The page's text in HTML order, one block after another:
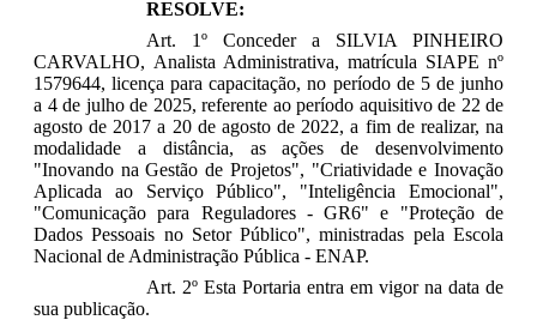
RESOLVE:
Art. 1º Conceder a SILVIA PINHEIRO
CARVALHO, Analista Administrativa, matrícula SIAPE nº
1579644, licença para capacitação, no período de 5 de junho
a 4 de julho de 2025, referente ao período aquisitivo de 22 de
agosto de 2017 a 20 de agosto de 2022, a fim de realizar, na
modalidade a distância, as ações de desenvolvimento
"Inovando na Gestão de Projetos", "Criatividade e Inovação
Aplicada ao Serviço Público", "Inteligência Emocional",
"Comunicação para Reguladores - GR6" e "Proteção de
Dados Pessoais no Setor Público", ministradas pela Escola
Nacional de Administração Pública - ENAP.
Art. 2º Esta Portaria entra em vigor na data de
sua publicação.